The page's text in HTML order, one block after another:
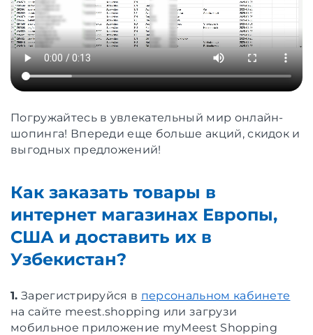
Погружайтесь в увлекательный мир онлайн-
шопинга! Впереди еще больше акций, скидок и
выгодных предложений!
Как заказать товары в
интернет магазинах Европы,
США и доставить их в
Узбекистан?
1. Зарегистрируйся в персональном кабинете
на сайте meest.shopping или загрузи
мобильное приложение myMeest Shopping